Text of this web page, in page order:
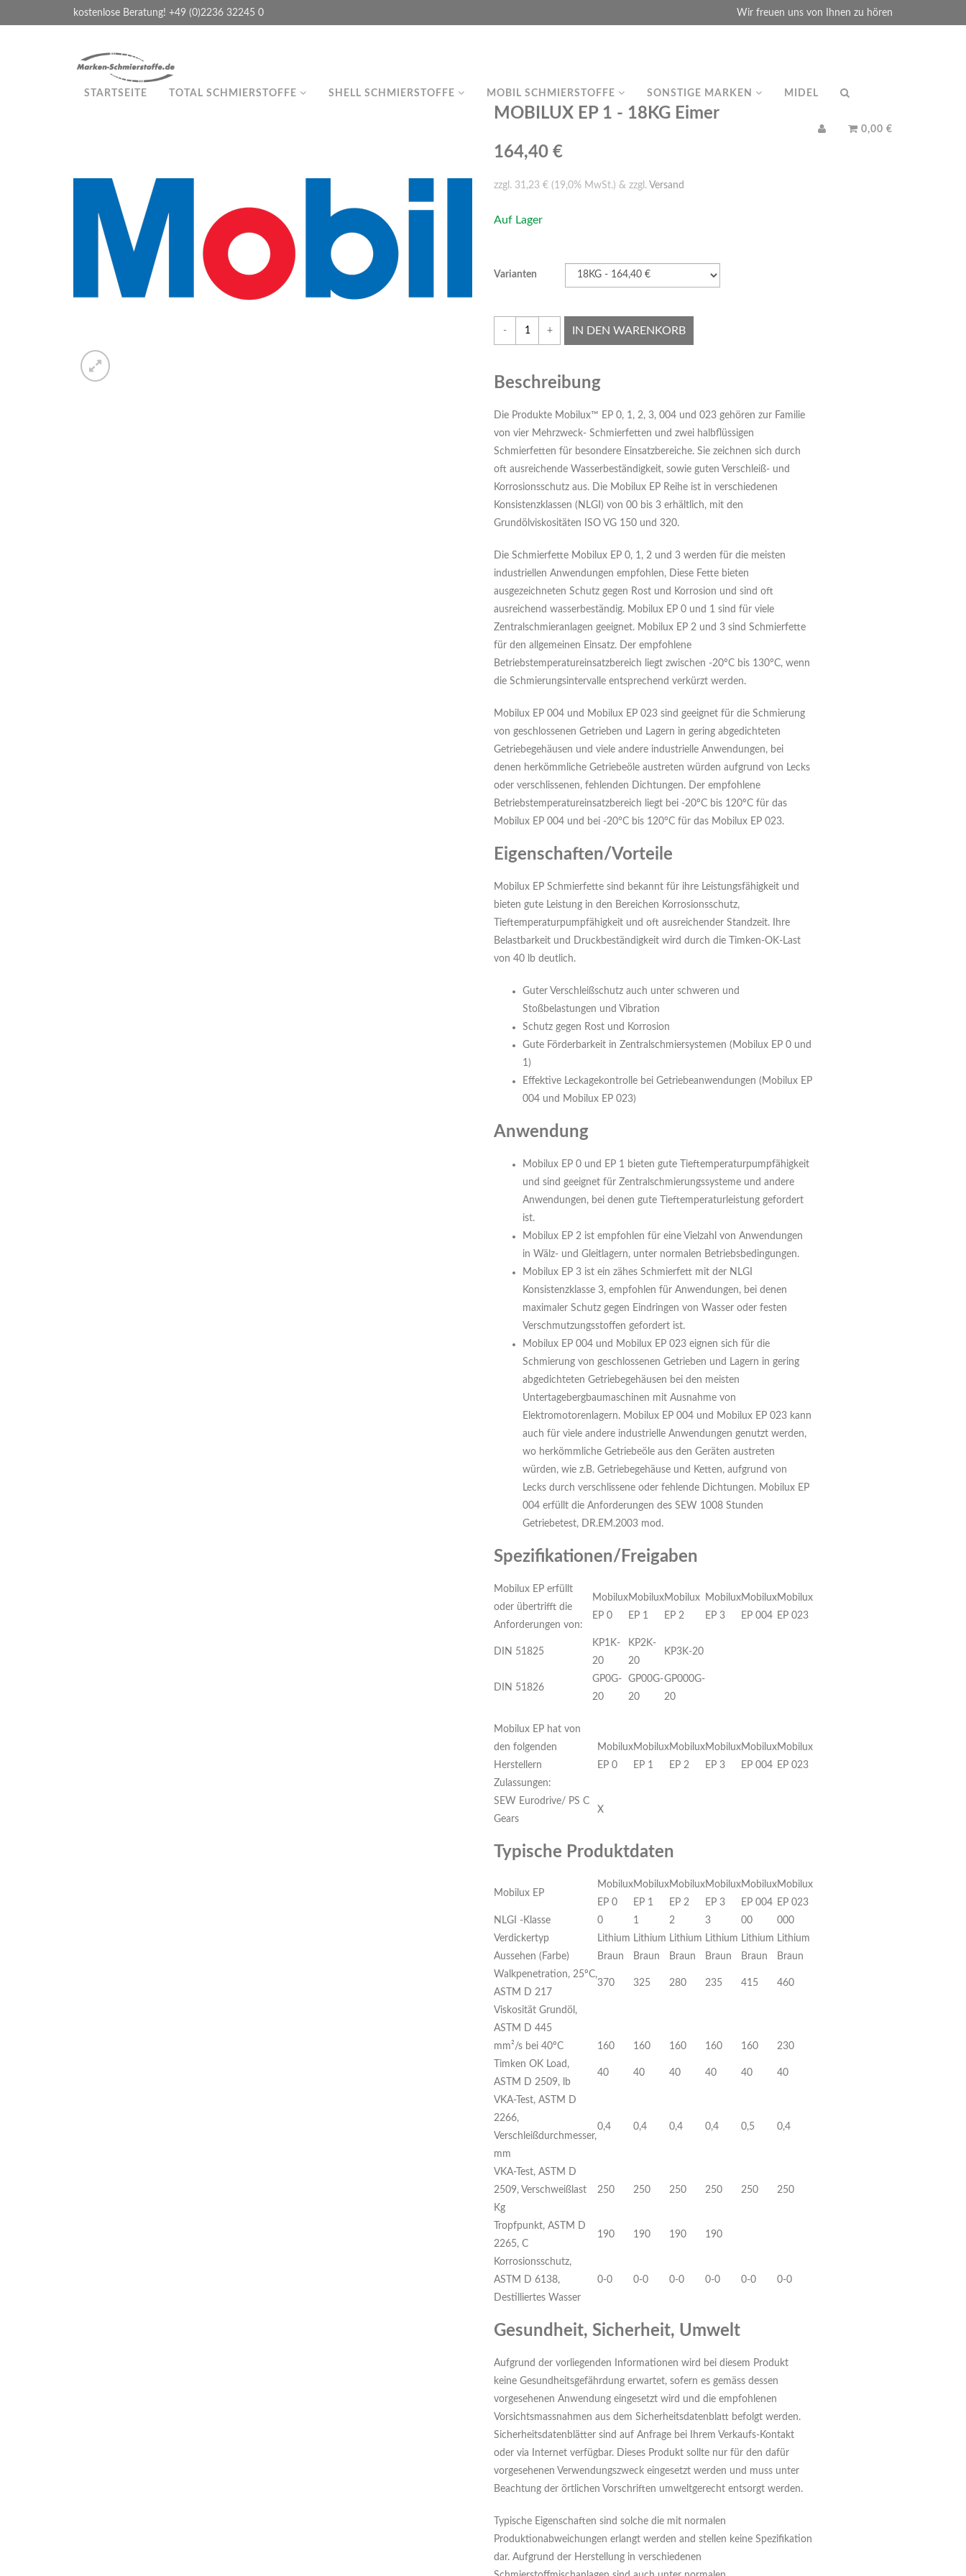
kostenlose Beratung! +49 (0)2236 32245 0 Wir freuen uns von Ihnen zu hören
STARTSEITE TOTAL SCHMIERSTOFFE SHELL SCHMIERSTOFFE MOBIL SCHMIERSTOFFE SONSTIGE MARKEN MIDEL
0,00 €
MOBILUX EP 1 - 18KG Eimer
164,40 €
zzgl. 31,23 € (19,0% MwSt.) & zzgl. Versand
Auf Lager
Varianten
- + IN DEN WARENKORB
Beschreibung
Die Produkte Mobilux™ EP 0, 1, 2, 3, 004 und 023 gehören zur Familie
von vier Mehrzweck- Schmierfetten und zwei halbflüssigen
Schmierfetten für besondere Einsatzbereiche. Sie zeichnen sich durch
oft ausreichende Wasserbeständigkeit, sowie guten Verschleiß- und
Korrosionsschutz aus. Die Mobilux EP Reihe ist in verschiedenen
Konsistenzklassen (NLGI) von 00 bis 3 erhältlich, mit den
Grundölviskositäten ISO VG 150 und 320.
Die Schmierfette Mobilux EP 0, 1, 2 und 3 werden für die meisten
industriellen Anwendungen empfohlen, Diese Fette bieten
ausgezeichneten Schutz gegen Rost und Korrosion und sind oft
ausreichend wasserbeständig. Mobilux EP 0 und 1 sind für viele
Zentralschmieranlagen geeignet. Mobilux EP 2 und 3 sind Schmierfette
für den allgemeinen Einsatz. Der empfohlene
Betriebstemperatureinsatzbereich liegt zwischen -20ºC bis 130ºC, wenn
die Schmierungsintervalle entsprechend verkürzt werden.
Mobilux EP 004 und Mobilux EP 023 sind geeignet für die Schmierung
von geschlossenen Getrieben und Lagern in gering abgedichteten
Getriebegehäusen und viele andere industrielle Anwendungen, bei
denen herkömmliche Getriebeöle austreten würden aufgrund von Lecks
oder verschlissenen, fehlenden Dichtungen. Der empfohlene
Betriebstemperatureinsatzbereich liegt bei -20ºC bis 120ºC für das
Mobilux EP 004 und bei -20°C bis 120°C für das Mobilux EP 023.
Eigenschaften/Vorteile
Mobilux EP Schmierfette sind bekannt für ihre Leistungsfähigkeit und
bieten gute Leistung in den Bereichen Korrosionsschutz,
Tieftemperaturpumpfähigkeit und oft ausreichender Standzeit. Ihre
Belastbarkeit und Druckbeständigkeit wird durch die Timken-OK-Last
von 40 lb deutlich.
Guter Verschleißschutz auch unter schweren und
Stoßbelastungen und Vibration
Schutz gegen Rost und Korrosion
Gute Förderbarkeit in Zentralschmiersystemen (Mobilux EP 0 und
1)
Effektive Leckagekontrolle bei Getriebeanwendungen (Mobilux EP
004 und Mobilux EP 023)
Anwendung
Mobilux EP 0 und EP 1 bieten gute Tieftemperaturpumpfähigkeit
und sind geeignet für Zentralschmierungssysteme und andere
Anwendungen, bei denen gute Tieftemperaturleistung gefordert
ist.
Mobilux EP 2 ist empfohlen für eine Vielzahl von Anwendungen
in Wälz- und Gleitlagern, unter normalen Betriebsbedingungen.
Mobilux EP 3 ist ein zähes Schmierfett mit der NLGI
Konsistenzklasse 3, empfohlen für Anwendungen, bei denen
maximaler Schutz gegen Eindringen von Wasser oder festen
Verschmutzungsstoffen gefordert ist.
Mobilux EP 004 und Mobilux EP 023 eignen sich für die
Schmierung von geschlossenen Getrieben und Lagern in gering
abgedichteten Getriebegehäusen bei den meisten
Untertagebergbaumaschinen mit Ausnahme von
Elektromotorenlagern. Mobilux EP 004 und Mobilux EP 023 kann
auch für viele andere industrielle Anwendungen genutzt werden,
wo herkömmliche Getriebeöle aus den Geräten austreten
würden, wie z.B. Getriebegehäuse und Ketten, aufgrund von
Lecks durch verschlissene oder fehlende Dichtungen. Mobilux EP
004 erfüllt die Anforderungen des SEW 1008 Stunden
Getriebetest, DR.EM.2003 mod.
Spezifikationen/Freigaben
Mobilux EP erfüllt
oder übertrifft die
Anforderungen von:
Mobilux
EP 0
Mobilux
EP 1
Mobilux
EP 2
Mobilux
EP 3
Mobilux
EP 004
Mobilux
EP 023
DIN 51825
KP1K-
20
KP2K-
20
KP3K-20
DIN 51826
GP0G-
20
GP00G-
20
GP000G-
20
Mobilux EP hat von
den folgenden
Herstellern
Zulassungen:
Mobilux
EP 0
Mobilux
EP 1
Mobilux
EP 2
Mobilux
EP 3
Mobilux
EP 004
Mobilux
EP 023
SEW Eurodrive/ PS C
Gears
X
Typische Produktdaten
Mobilux EP
Mobilux
EP 0
Mobilux
EP 1
Mobilux
EP 2
Mobilux
EP 3
Mobilux
EP 004
Mobilux
EP 023
NLGI -Klasse
0 1 2 3 00
000
Verdickertyp
Lithium Lithium Lithium Lithium Lithium Lithium
Aussehen (Farbe)
Braun Braun Braun Braun Braun
Braun
Walkpenetration, 25ºC,
ASTM D 217
370 325 280 235 415 460
Viskosität Grundöl,
ASTM D 445
mm²/s bei 40ºC
160 160 160 160 160
230
Timken OK Load,
ASTM D 2509, lb
40 40 40 40 40 40
VKA-Test, ASTM D
2266,
Verschleißdurchmesser,
mm
0,4 0,4 0,4 0,4 0,5 0,4
VKA-Test, ASTM D
2509, Verschweißlast
Kg
250 250 250 250 250 250
Tropfpunkt, ASTM D
2265, C
190 190 190 190
Korrosionsschutz,
ASTM D 6138,
Destilliertes Wasser
0-0 0-0 0-0 0-0 0-0 0-0
Gesundheit, Sicherheit, Umwelt
Aufgrund der vorliegenden Informationen wird bei diesem Produkt
keine Gesundheitsgefährdung erwartet, sofern es gemäss dessen
vorgesehenen Anwendung eingesetzt wird und die empfohlenen
Vorsichtsmassnahmen aus dem Sicherheitsdatenblatt befolgt werden.
Sicherheitsdatenblätter sind auf Anfrage bei Ihrem Verkaufs-Kontakt
oder via Internet verfügbar. Dieses Produkt sollte nur für den dafür
vorgesehenen Verwendungszweck eingesetzt werden und muss unter
Beachtung der örtlichen Vorschriften umweltgerecht entsorgt werden.
Typische Eigenschaften sind solche die mit normalen
Produktionabweichungen erlangt werden and stellen keine Spezifikation
dar. Aufgrund der Herstellung in verschiedenen